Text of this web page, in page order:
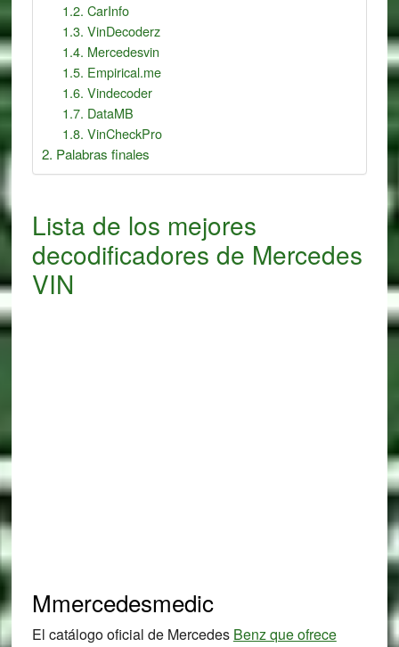
CarInfo
VinDecoderz
Mercedesvin
Empirical.me
Vindecoder
DataMB
VinCheckPro
Palabras finales
Lista de los mejores
decodificadores de Mercedes
VIN
Mmercedesmedic
El catálogo oficial de Mercedes Benz que ofrece